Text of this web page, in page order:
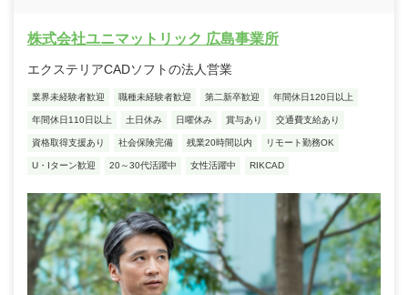
株式会社ユニマットリック 広島事業所
エクステリアCADソフトの法人営業
業界未経験者歓迎 職種未経験者歓迎 第二新卒歓迎 年間休日120日以上
年間休日110日以上 土日休み 日曜休み 賞与あり 交通費支給あり
資格取得支援あり 社会保険完備 残業20時間以内 リモート勤務OK
U・Iターン歓迎 20～30代活躍中 女性活躍中 RIKCAD